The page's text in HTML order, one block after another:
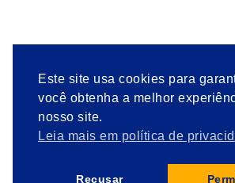
Este site usa cookies para
você obtenha a melhor
nosso site.
Leia mais em política de
Recusar